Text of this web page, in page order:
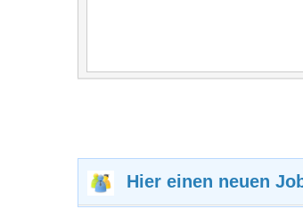
Hier einen neuen